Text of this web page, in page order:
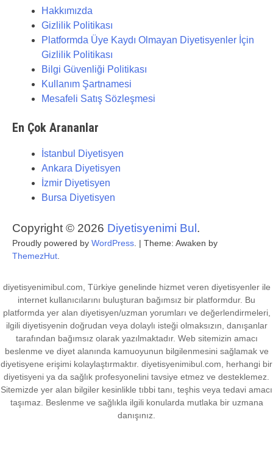
Hakkımızda
Gizlilik Politikası
Platformda Üye Kaydı Olmayan Diyetisyenler İçin
Gizlilik Politikası
Bilgi Güvenliği Politikası
Kullanım Şartnamesi
Mesafeli Satış Sözleşmesi
En Çok Arananlar
İstanbul Diyetisyen
Ankara Diyetisyen
İzmir Diyetisyen
Bursa Diyetisyen
Copyright © 2026 Diyetisyenimi Bul.
Proudly powered by WordPress | Theme: Awaken by
ThemezHut
diyetisyenimibul.com, Türkiye genelinde hizmet veren diyetisyenler ile
internet kullanıcılarını buluşturan bağımsız bir platformdur. Bu
platformda yer alan diyetisyen/uzman yorumları ve değerlendirmeleri,
ilgili diyetisyenin doğrudan veya dolaylı isteği olmaksızın, danışanlar
tarafından bağımsız olarak yazılmaktadır. Web sitemizin amacı
beslenme ve diyet alanında kamuoyunun bilgilenmesini sağlamak ve
diyetisyene erişimi kolaylaştırmaktır. diyetisyenimibul.com, herhangi bir
diyetisyeni ya da sağlık profesyonelini tavsiye etmez ve desteklemez.
Sitemizde yer alan bilgiler kesinlikle tıbbi tanı, teşhis veya tedavi amacı
taşımaz. Beslenme ve sağlıkla ilgili konularda mutlaka bir uzmana
danışınız.